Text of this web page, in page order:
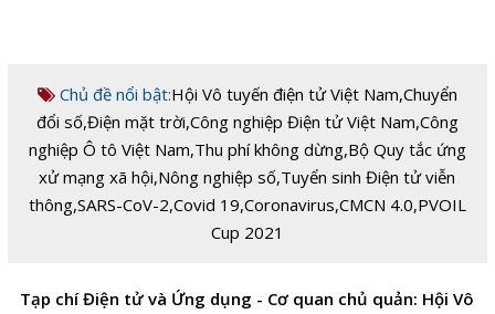
Chủ đề nổi bật:Hội Vô tuyến điện tử Việt Nam,Chuyển
đổi số,Điện mặt trời,Công nghiệp Điện tử Việt Nam,Công
nghiệp Ô tô Việt Nam,Thu phí không dừng,Bộ Quy tắc ứng
xử mạng xã hội,Nông nghiệp số,Tuyển sinh Điện tử viễn
thông,SARS-CoV-2,Covid 19,Coronavirus,CMCN 4.0,PVOIL
Cup 2021
Tạp chí Điện tử và Ứng dụng - Cơ quan chủ quản: Hội Vô